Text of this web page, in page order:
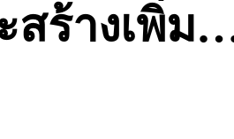
สร้างเพิ่ม